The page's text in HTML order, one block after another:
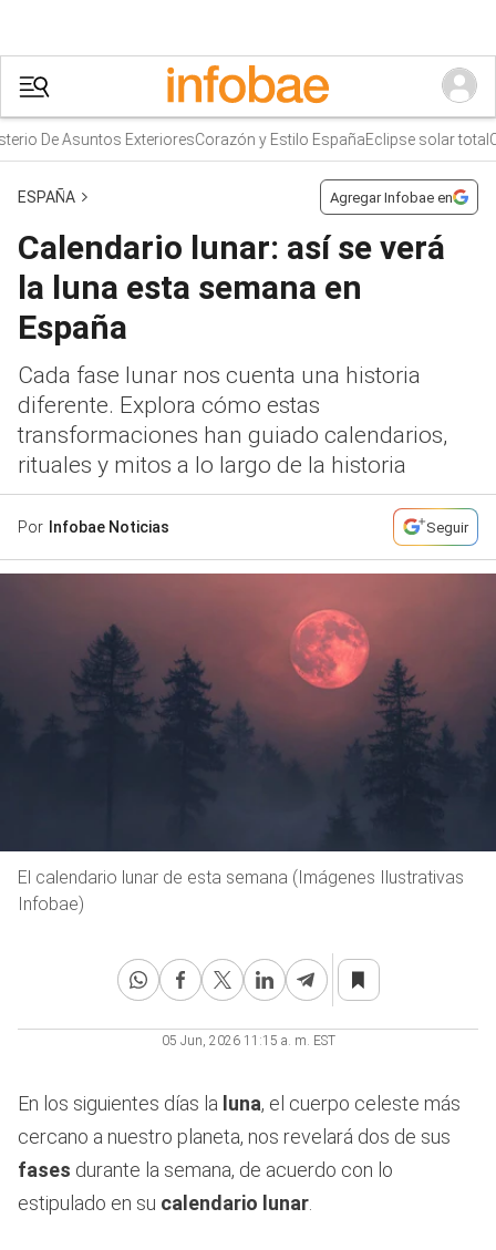
De Asuntos ExterioresCorazón y Estilo EspañaEclipse solar total
ESPAÑA Agregar Infobae en
Calendario lunar: así se verá
la luna esta semana en
España
Cada fase lunar nos cuenta una historia
diferente. Explora cómo estas
transformaciones han guiado calendarios,
rituales y mitos a lo largo de la historia
Por Infobae Noticias Seguir
El calendario lunar de esta semana (Imágenes Ilustrativas
Infobae)
05 Jun, 2026 11:15 a. m. EST
En los siguientes días la luna, el cuerpo celeste más
cercano a nuestro planeta, nos revelará dos de sus
fases durante la semana, de acuerdo con lo
estipulado en su calendario lunar